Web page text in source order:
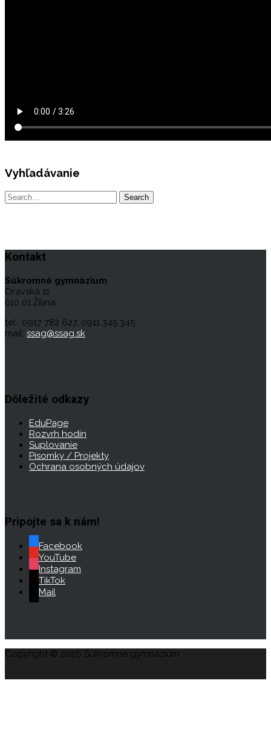
Vyhľadávanie
Kontakt
Súkromné gymnázium
Oravská 11
010 01 Žilina
tel.: 0917 782 627, 0911 345 345
mail: ssag@ssag.sk
Dôležité odkazy
EduPage
Rozvrh hodín
Suplovanie
Písomky / Projekty
Ochrana osobných údajov
Pripojte sa k nám!
Facebook
YouTube
Instagram
TikTok
Mail
Copyright © 2026 Súkromné gymnázium